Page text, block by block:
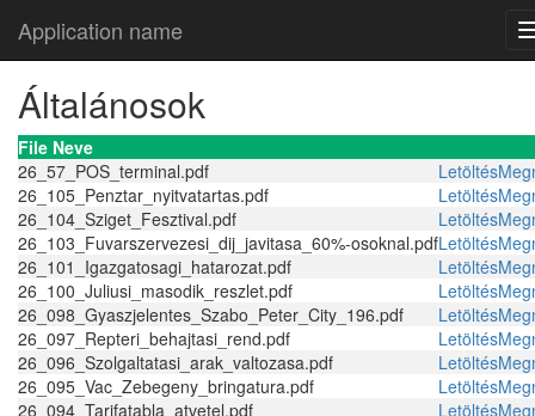
Application name
Általánosok
File Neve
26_57_POS_terminal.pdf
Letöltés
26_105_Penztar_nyitvatartas.pdf
Letöltés
26_104_Sziget_Fesztival.pdf
Letöltés
26_103_Fuvarszervezesi_dij_javitasa_60%-osoknal.pdfLetöltés
26_101_Igazgatosagi_hatarozat.pdf
Letöltés
26_100_Juliusi_masodik_reszlet.pdf
Letöltés
26_098_Gyaszjelentes_Szabo_Peter_City_196.pdf
Letöltés
26_097_Repteri_behajtasi_rend.pdf
Letöltés
26_096_Szolgaltatasi_arak_valtozasa.pdf
Letöltés
26_095_Vac_Zebegeny_bringatura.pdf
Letöltés
26_094_Tarifatabla_atvetel.pdf
Letöltés